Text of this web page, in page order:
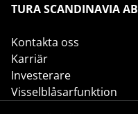
TURA SCANDINAVIA AB
Kontakta oss
Karriär
Investerare
Visselblåsarfunktion